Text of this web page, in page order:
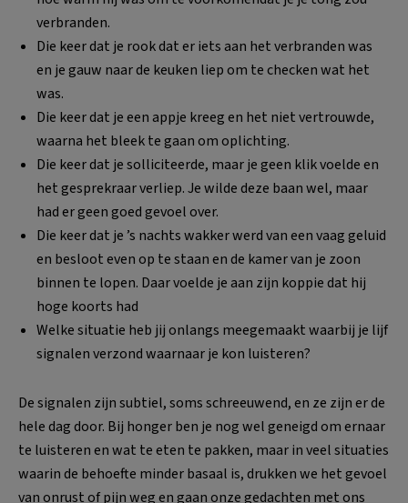
verbranden.
Die keer dat je rook dat er iets aan het verbranden was
en je gauw naar de keuken liep om te checken wat het
was.
Die keer dat je een appje kreeg en het niet vertrouwde,
waarna het bleek te gaan om oplichting.
Die keer dat je solliciteerde, maar je geen klik voelde en
het gesprekraar verliep. Je wilde deze baan wel, maar
had er geen goed gevoel over.
Die keer dat je ’s nachts wakker werd van een vaag geluid
en besloot even op te staan en de kamer van je zoon
binnen te lopen. Daar voelde je aan zijn koppie dat hij
hoge koorts had
Welke situatie heb jij onlangs meegemaakt waarbij je lijf
signalen verzond waarnaar je kon luisteren?
De signalen zijn subtiel, soms schreeuwend, en ze zijn er de
hele dag door. Bij honger ben je nog wel geneigd om ernaar
te luisteren en wat te eten te pakken, maar in veel situaties
waarin de behoefte minder basaal is, drukken we het gevoel
van onrust of pijn weg en gaan onze gedachten met ons